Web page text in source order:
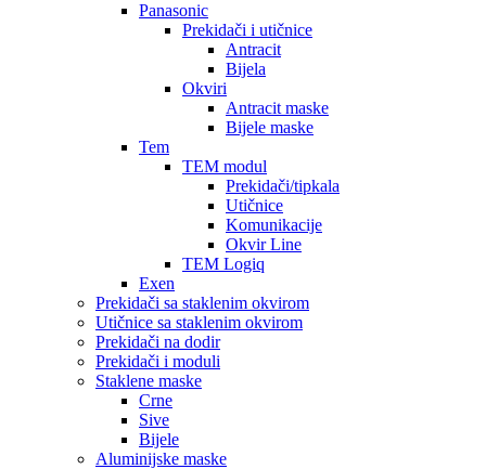
Panasonic
Prekidači i utičnice
Antracit
Bijela
Okviri
Antracit maske
Bijele maske
Tem
TEM modul
Prekidači/tipkala
Utičnice
Komunikacije
Okvir Line
TEM Logiq
Exen
Prekidači sa staklenim okvirom
Utičnice sa staklenim okvirom
Prekidači na dodir
Prekidači i moduli
Staklene maske
Crne
Sive
Bijele
Aluminijske maske